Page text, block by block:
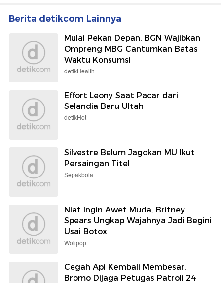
Berita detikcom Lainnya
Mulai Pekan Depan, BGN Wajibkan
Ompreng MBG Cantumkan Batas
Waktu Konsumsi
detikHealth
Effort Leony Saat Pacar dari
Selandia Baru Ultah
detikHot
Silvestre Belum Jagokan MU Ikut
Persaingan Titel
Sepakbola
Niat Ingin Awet Muda, Britney
Spears Ungkap Wajahnya Jadi Begini
Usai Botox
Wolipop
Cegah Api Kembali Membesar,
Bromo Dijaga Petugas Patroli 24